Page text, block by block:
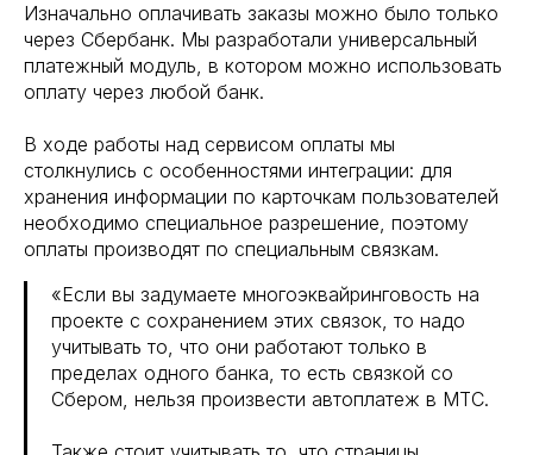
Изначально оплачивать заказы можно было только
через Сбербанк. Мы разработали универсальный
платежный модуль, в котором можно использовать
оплату через любой банк.
В ходе работы над сервисом оплаты мы
столкнулись с особенностями интеграции: для
хранения информации по карточкам пользователей
необходимо специальное разрешение, поэтому
оплаты производят по специальным связкам.
«Если вы задумаете многоэквайринговость на
проекте с сохранением этих связок, то надо
учитывать то, что они работают только в
пределах одного банка, то есть связкой со
Сбером, нельзя произвести автоплатеж в МТС.